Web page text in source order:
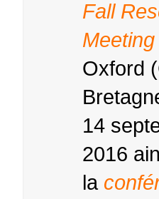
Fall
Oxford
14
2016
la